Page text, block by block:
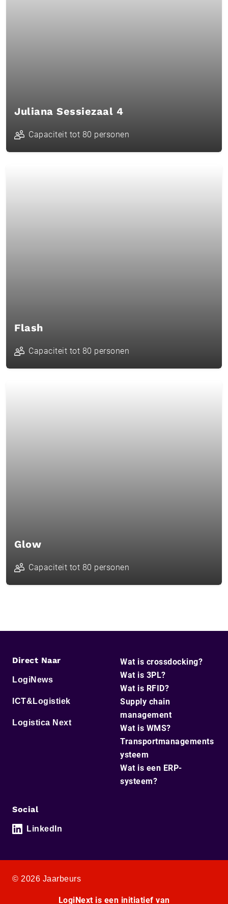
Juliana Sessiezaal 4
Capaciteit tot 80 personen
Flash
Capaciteit tot 80 personen
Glow
Capaciteit tot 80 personen
Direct Naar
LogiNews
ICT&Logistiek
Logistica Next
Wat is crossdocking?
Wat is 3PL?
Wat is RFID?
Supply chain
management
Wat is WMS?
Transportmanagements
ysteem
Wat is een ERP-
systeem?
Social
LinkedIn
© 2026 Jaarbeurs
LogiNext is een initiatief van